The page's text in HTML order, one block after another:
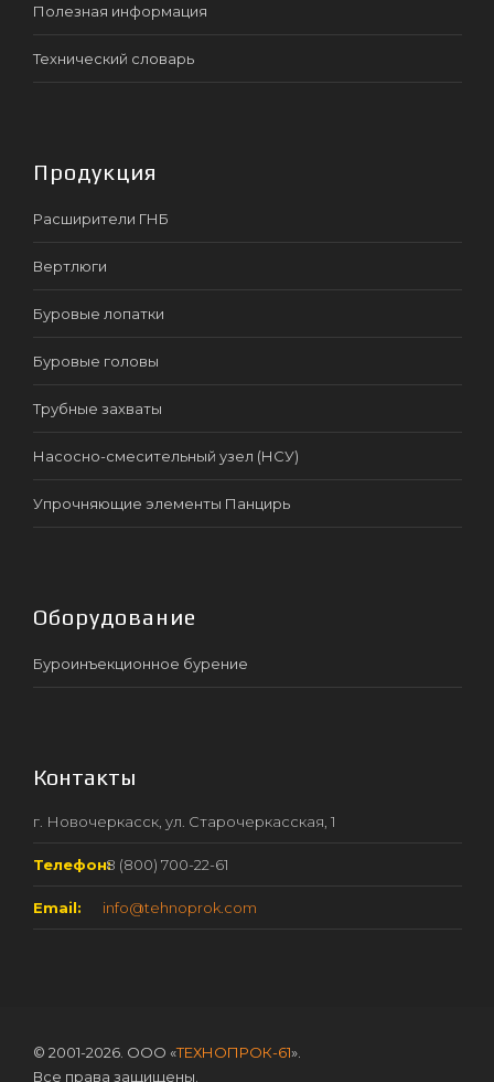
Полезная информация
Технический словарь
Продукция
Расширители ГНБ
Вертлюги
Буровые лопатки
Буровые головы
Трубные захваты
Насосно-смесительный узел (НСУ)
Упрочняющие элементы Панцирь
Оборудование
Буроинъекционное бурение
Контакты
г. Новочеркасск, ул. Старочеркасская, 1
Телефон:8 (800) 700-22-61
Email: info@tehnoprok.com
© 2001-2026. ООО «ТЕХНОПРОК-61».
Все права защищены.